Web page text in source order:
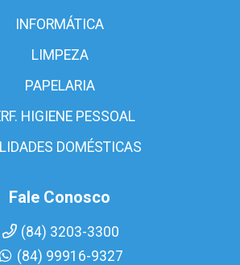
INFORMÁTICA
LIMPEZA
PAPELARIA
HIGIENE PESSOAL
DOMÉSTICAS
Fale Conosco
(84) 3203-3300
(84) 99916-9327